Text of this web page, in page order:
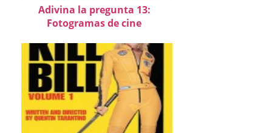
Adivina la pregunta 13:
Fotogramas de cine